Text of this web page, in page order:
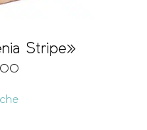
Stripe»